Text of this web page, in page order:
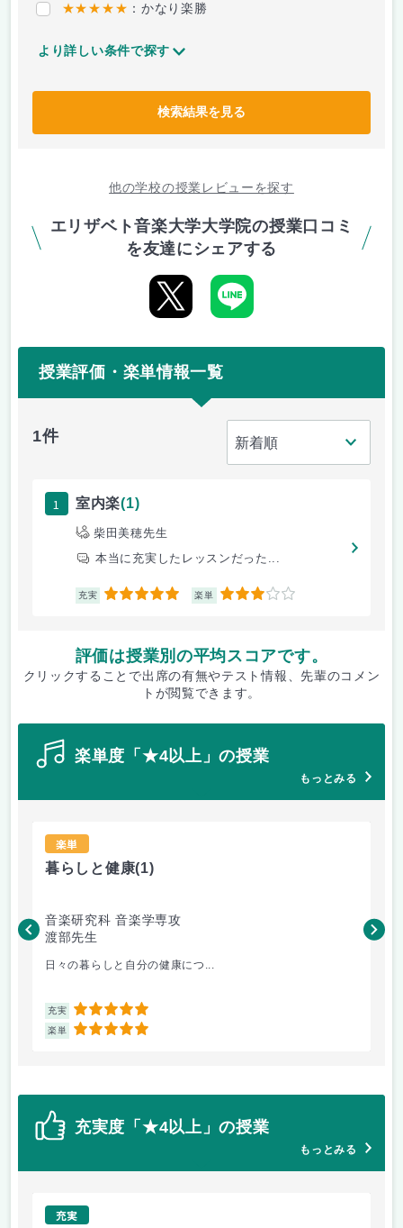
★★★★★ ：かなり楽勝
より詳しい条件で探す
検索結果を見る
他の学校の授業レビューを探す
エリザベト音楽大学大学院の授業口コミ
を友達にシェアする
授業評価・楽単情報一覧
1件
1 室内楽(1)
柴田美穂先生
本当に充実したレッスンだった...
充実 5 楽単 3
評価は授業別の平均スコアです。
クリックすることで出席の有無やテスト情報、先輩のコメン
トが閲覧できます。
楽単度「★4以上」の授業
もっとみる
楽単
暮らしと健康(1)
音楽研究科 音楽学専攻
渡部先生
日々の暮らしと自分の健康につ...
充実 5
楽単 5
神
充実度「★4以上」の授業
もっとみる
充実